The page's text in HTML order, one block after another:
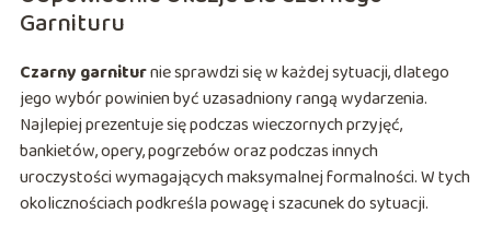
Garnituru
Czarny garniturnie sprawdzi się w każdej sytuacji, dlatego
jego wybór powinien być uzasadniony rangą wydarzenia.
Najlepiej prezentuje się podczas wieczornych przyjęć,
bankietów, opery, pogrzebów oraz podczas innych
uroczystości wymagających maksymalnej formalności. W tych
okolicznościach podkreśla powagę i szacunek do sytuacji.